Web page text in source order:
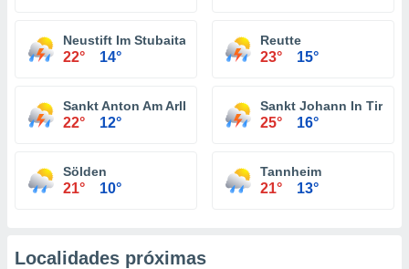
Neustift Im Stubaital
22° 14°
Reutte
23° 15°
Sankt Anton Am Arlberg
22° 12°
Sankt Johann In Tirol
25° 16°
Sölden
21° 10°
Tannheim
21° 13°
Localidades próximas